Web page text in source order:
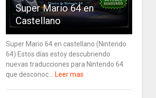
Super Mario 64 en
Castellano
Super Mario 64 en castellano (Nintendo
64) Estos días estoy descubriendo
nuevas traducciones para Nintendo 64
que desconoc...
Leer mas